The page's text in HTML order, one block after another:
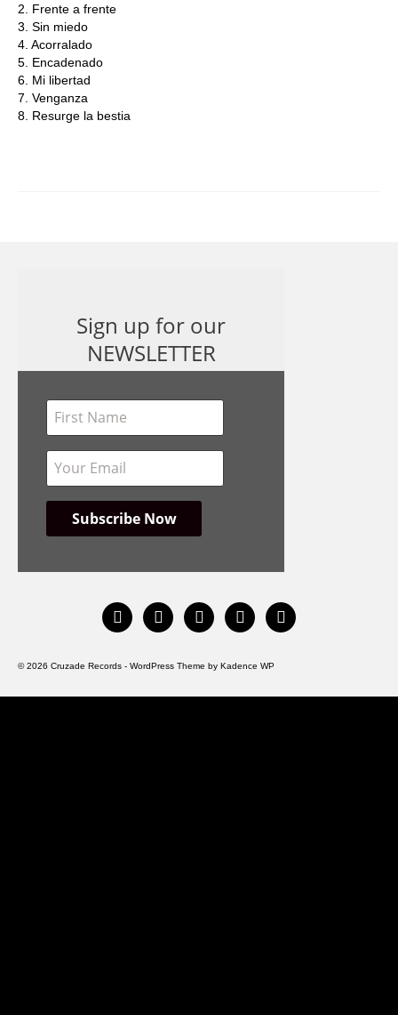
2. Frente a frente
3. Sin miedo
4. Acorralado
5. Encadenado
6. Mi libertad
7. Venganza
8. Resurge la bestia
Sign up for our
NEWSLETTER
instagramfacebookbandcamp
spotify youtube
© 2026 Cruzade Records - WordPress Theme by Kadence WP